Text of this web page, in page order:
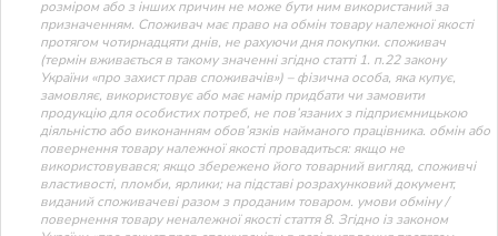
розміром або з інших причин не може бути ним використаний за
призначенням. Споживач має право на обмін товару належної якості
протягом чотирнадцяти днів, не рахуючи дня покупки. споживач
(термін вживається в такому значенні згідно статті 1. п.22 закону
України «про захист прав споживачів») – фізична особа, яка купує,
замовляє, використовує або має намір придбати чи замовити
продукцію для особистих потреб, не пов’язаних з підприємницькою
діяльністю або виконанням обов’язків найманого працівника. обмін або
повернення товару належної якості провадиться: якщо не
використовувався; якщо збережено його товарний вигляд, споживчі
властивості, пломби, ярлики; на підставі розрахунковий документ,
виданий споживачеві разом з проданим товаром. умови обміну /
повернення товару неналежної якості стаття 8. Згідно із законом